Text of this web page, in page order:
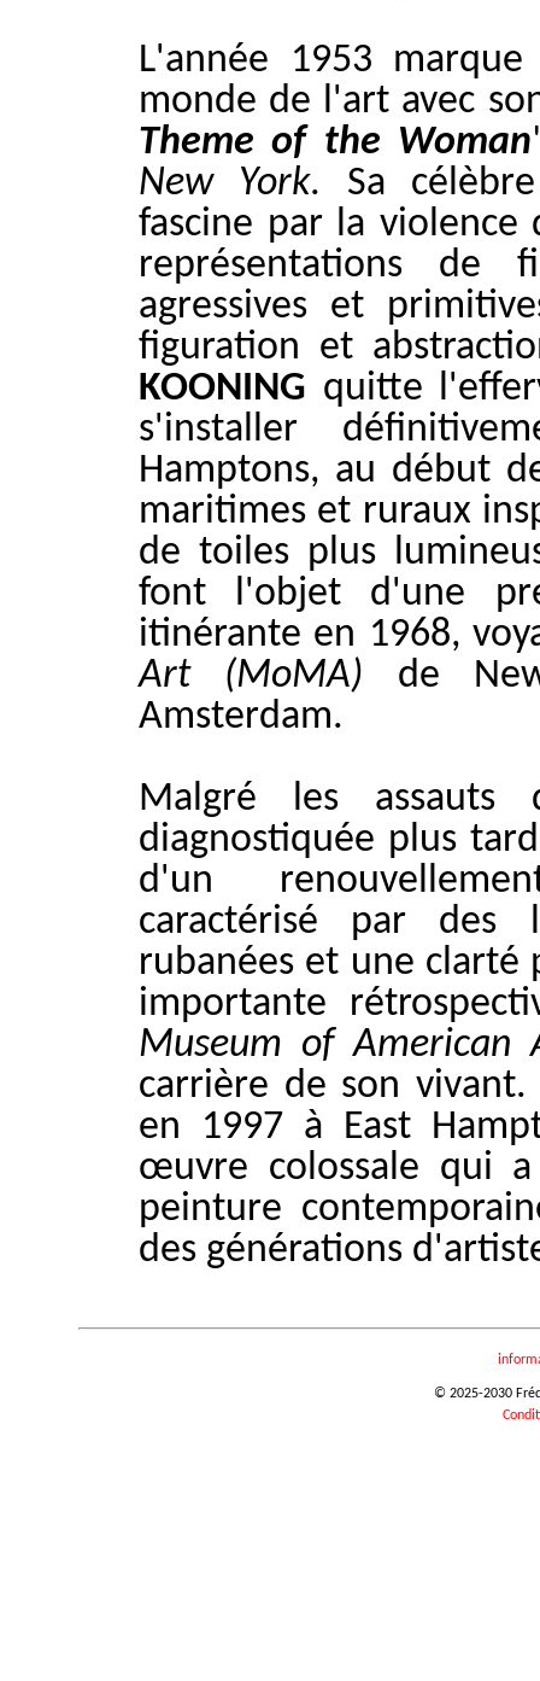
L'année 1953
monde de l'art avec
Theme of the Woman
New York. Sa
fascine par la violence
représentations de
agressives et
figuration et
KOONING quitte
s'installer
Hamptons, au début
maritimes et ruraux
de toiles plus
font l'objet d'une
itinérante en 1968,
Art (MoMA) de
Amsterdam.
Malgré les assauts
diagnostiquée plus
d'un
caractérisé par des
rubanées et une clarté
importante
Museum of American
carrière de son
en 1997 à East
œuvre colossale qui
peinture
des générations
© 2025-2030